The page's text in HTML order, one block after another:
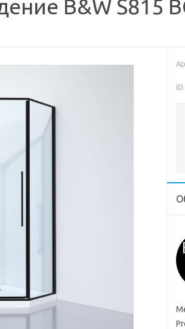
B&W S815